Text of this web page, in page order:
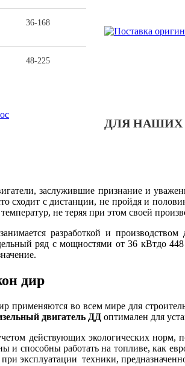
36-168
48-225
заслужившие признание и
сходит с дистанции, не пройдя и
не теряя при этом своей
разработкой и
ряд с мощностями от 36 кВтдо
дир
применяются во всем мире для
двигатель ДД оптимален для
действующих экологических
и способны работать на топливе, как
эксплуатации техники,
ДЛЯ НАШИХ